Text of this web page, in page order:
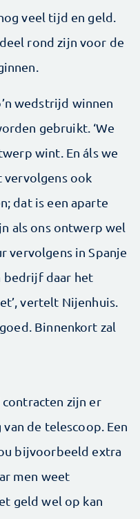
veel tijd en geld.
rond zijn voor de
wedstrijd winnen
gebruikt. ‘We
wint. En áls we
vervolgens ook
dat is een aparte
als ons ontwerp wel
vervolgens in Spanje
bedrijf daar het
vertelt Nijenhuis.
Binnenkort zal
zijn er
de telescoop. Een
bijvoorbeeld extra
men weet
geld wel op kan